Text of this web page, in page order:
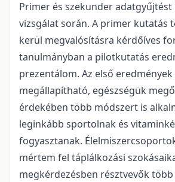
Primer és szekunder adatgyűjtést
vizsgálat során. A primer kutatás
kerül megvalósításra kérdőíves
tanulmányban a pilotkutatás
prezentálom. Az első eredmények
megállapítható, egészségük
érdekében több módszert is
leginkább sportolnak és
fogyasztanak.
mértem fel táplálkozási
megkérdezésben résztvevők